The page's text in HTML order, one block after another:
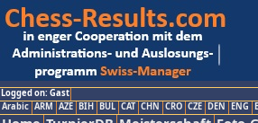
Logged on: Gast
Arabic ARM AZE BIH BUL CAT CHN CRO CZE DEN ENG